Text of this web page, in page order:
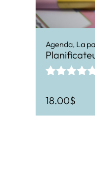
Agenda, La
sur 5
basé sur
notation
18.00$